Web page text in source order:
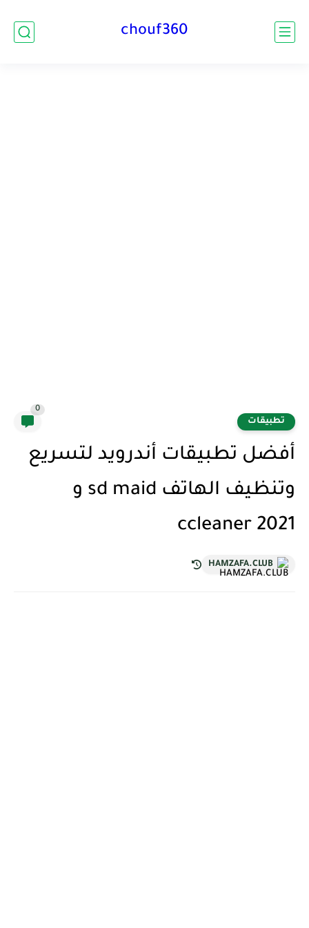
chouf360
تطبيقات
0
أفضل تطبيقات أندرويد لتسريع
وتنظيف الهاتف sd maid و
ccleaner 2021
HAMZAFA.CLUB